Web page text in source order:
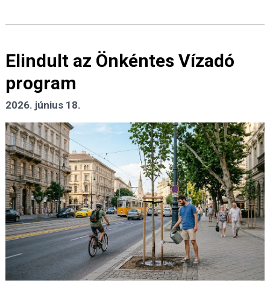
Elindult az Önkéntes Vízadó
program
2026. június 18.